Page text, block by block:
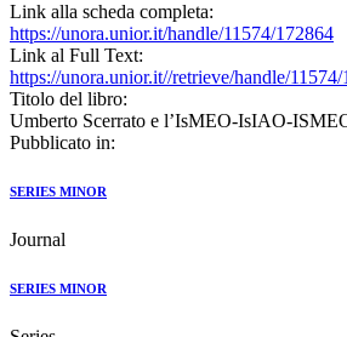
Link alla scheda completa:
https://unora.unior.it/handle/11574/172864
Link al Full Text:
https://unora.unior.it//retrieve/handle/
Titolo del libro:
Umberto Scerrato e l’IsMEO-IsIAO-
Pubblicato in:
SERIES MINOR
Journal
SERIES MINOR